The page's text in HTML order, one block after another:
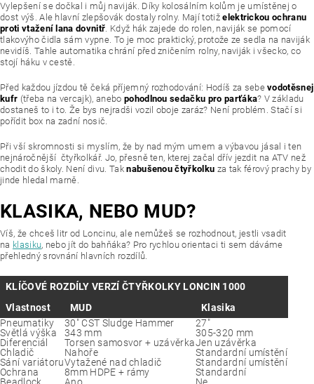
Vylepšení se dočkal i můj naviják. Díky kolosálním kolům je umístěnej o
dost výš. Ale hlavní zlepšovák dostaly rolny. Mají totiželektrickou ochranu
proti vtažení lana dovnitř. Když hák zajede do rolen, naviják se pomocí
tlakovýho čidla sám vypne. To je moc praktický, protože ze sedla na naviják
nevidíš. Tahle automatika chrání před zničením rolny, naviják i všecko, co
stojí háku v cestě.
Před každou jízdou tě čeká příjemný rozhodování: Hodíš za sebevodotěsnej
kufr (třeba na vercajk), anebo pohodlnou sedačku pro parťáka? V základu
dostaneš to i to. Že bys nejradši vozil oboje zaráz? Není problém. Stačí si
pořídit box na zadní nosič.
Při vší skromnosti si myslím, že by nad mým umem a výbavou jásal i ten
nejnáročnější čtyřkolkář. Jo, přesně ten, kterej začal dřív jezdit na ATV než
chodit do školy. Není divu. Taknabušenou čtyřkolku za tak férový prachy by
jinde hledal marně.
KLASIKA, NEBO MUD?
Víš, že chceš litr od Loncinu, ale nemůžeš se rozhodnout, jestli vsadit
na klasiku, nebo jít do bahňáka? Pro rychlou orientaci ti sem dáváme
přehledný srovnání hlavních rozdílů.
KLÍČOVÉ ROZDÍLY VERZÍ ČTYŘKOLKY LONCIN 1000
Vlastnost
MUD
Klasika
Pneumatiky
30" CST Sludge Hammer
27"
Světlá výška
343 mm
305-320 mm
Diferenciál
Torsen samosvor + uzávěrkaJen uzávěrka
Chladič
Nahoře
Standardní umístění
Sání variátoruVytažené nad chladič
Standardní umístění
Ochrana
8mm HDPE + rámy
Standardní